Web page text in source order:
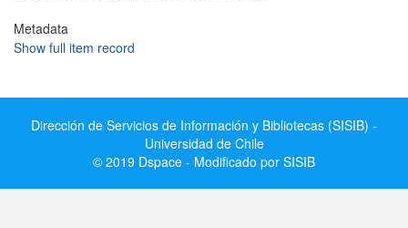
Metadata
Show full item record
Dirección de Servicios de Información y Bibliotecas (SISIB) -
Universidad de Chile
© 2019 Dspace - Modificado por SISIB